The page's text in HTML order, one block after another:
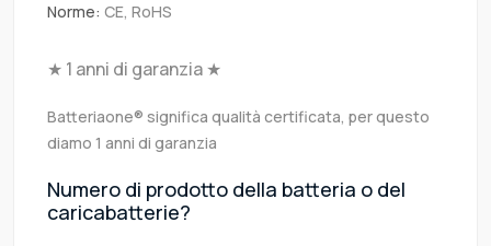
Norme: CE, RoHS
★ 1 anni di garanzia ★
Batteriaone® significa qualità certificata, per questo
diamo 1 anni di garanzia
Numero di prodotto della batteria o del
caricabatterie?